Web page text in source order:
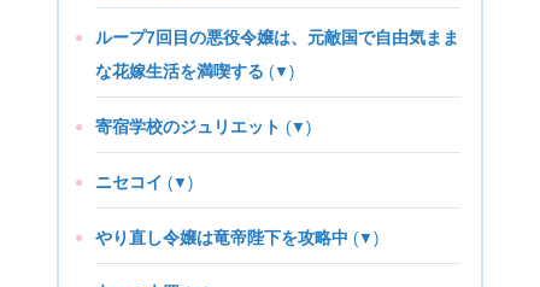
ループ7回目の悪役令嬢は、元敵国で自由気まま
な花嫁生活を満喫する (▼)
寄宿学校のジュリエット (▼)
ニセコイ (▼)
やり直し令嬢は竜帝陛下を攻略中 (▼)